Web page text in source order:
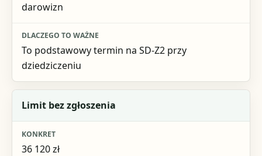
darowizn
To podstawowy termin na SD-Z2 przy
dziedziczeniu
Limit bez zgłoszenia
36 120 zł